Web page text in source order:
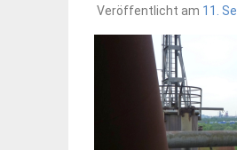
Veröffentlicht am 11.